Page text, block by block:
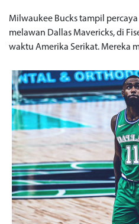
Milwaukee Bucks tampil
melawan Dallas Mavericks, di
waktu Amerika Serikat. Mereka